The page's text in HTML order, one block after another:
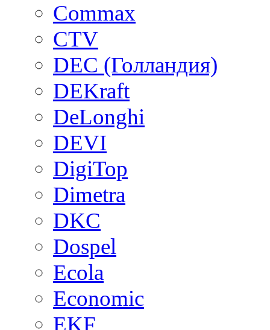
Commax
CTV
DEC (Голландия)
DEKraft
DeLonghi
DEVI
DigiTop
Dimetra
DKC
Dospel
Ecola
Economic
EKF